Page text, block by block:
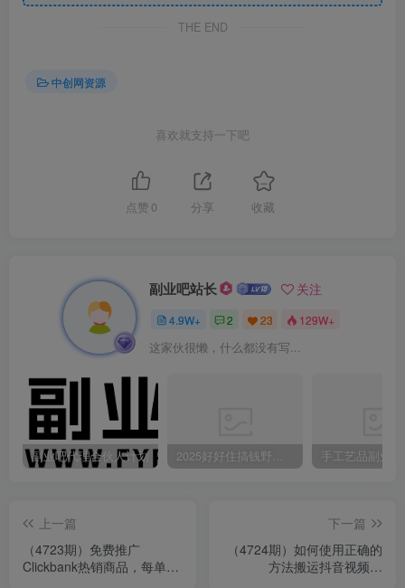
THE END
中创网资源
喜欢就支持一下吧
点赞 0 分享 收藏
副业吧站长 关注
4.9W+ 2 23 129W+
这家伙很懒，什么都没有写...
副业吧代理合伙人计划 2025好好住搞钱野路子：素人3步变家居博主，日赚500+保姆级教程
上一篇
（4723期）免费推广
Clickbank热销商品，每单
下一篇
（4724期）如何使用正确的
方法搬运抖音视频到